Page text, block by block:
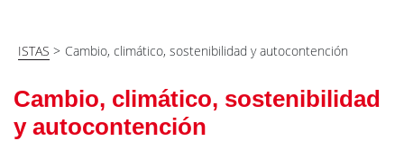
ISTAS > Cambio, climático, sostenibilidad y autocontención
Cambio, climático, sostenibilidad
y autocontención